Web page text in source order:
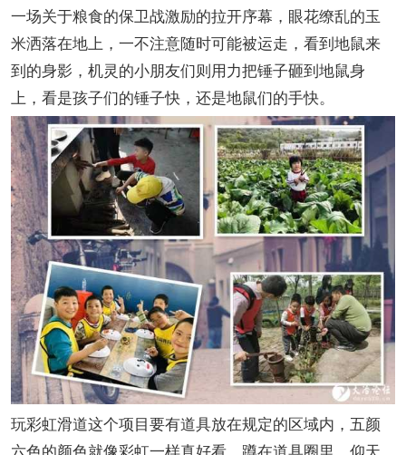
一场关于粮食的保卫战激励的拉开序幕，眼花缭乱的玉
米洒落在地上，一不注意随时可能被运走，看到地鼠来
到的身影，机灵的小朋友们则用力把锤子砸到地鼠身
上，看是孩子们的锤子快，还是地鼠们的手快。
玩彩虹滑道这个项目要有道具放在规定的区域内，五颜
六色的颜色就像彩虹一样真好看，蹲在道具圈里，仰天